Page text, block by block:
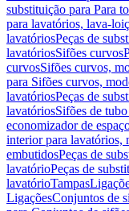
substituição para Para
para lavatórios, lava-
lavatóriosPeças de
lavatóriosSifões curvos
curvosSifões curvos,
para Sifões curvos,
lavatóriosPeças de
lavatóriosSifões de
economizador de
interior para lavatórios,
embutidosPeças de
lavatórioPeças de
lavatórioTampas
LigaçõesConjuntos de